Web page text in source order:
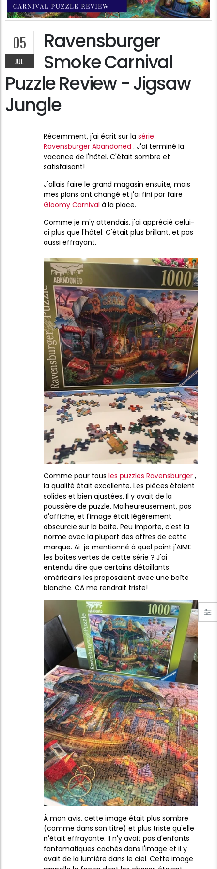
05
JUL
Ravensburger
Smoke Carnival
Puzzle Review - Jigsaw
Jungle
Récemment, j'ai écrit sur la série
Ravensburger Abandoned . J'ai terminé la
vacance de l'hôtel. C'était sombre et
satisfaisant!
J'allais faire le grand magasin ensuite, mais
mes plans ont changé et j'ai fini par faire
Gloomy Carnival à la place.
Comme je m'y attendais, j'ai apprécié celui-
ci plus que l'hôtel. C'était plus brillant, et pas
aussi effrayant.
Comme pour tous les puzzles Ravensburger ,
la qualité était excellente. Les pièces étaient
solides et bien ajustées. Il y avait de la
poussière de puzzle. Malheureusement, pas
d'affiche, et l'image était légèrement
obscurcie sur la boîte. Peu importe, c'est la
norme avec la plupart des offres de cette
marque. Ai-je mentionné à quel point j'AIME
les boîtes vertes de cette série ? J'ai
entendu dire que certains détaillants
américains les proposaient avec une boîte
blanche. CA me rendrait triste!
À mon avis, cette image était plus sombre
(comme dans son titre) et plus triste qu'elle
n'était effrayante. Il n'y avait pas d'enfants
fantomatiques cachés dans l'image et il y
avait de la lumière dans le ciel. Cette image
Colle de puzzle
$10.99
$14.99
Feuilles de colle de puzzle intelligentes
$11.99
$14.99
$29.99